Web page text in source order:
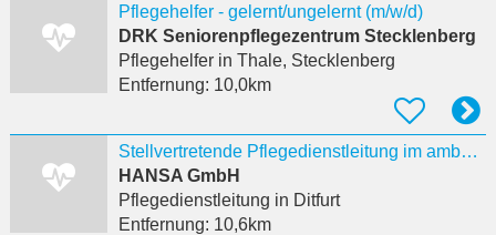
Pflegehelfer - gelernt/ungelernt (m/w/d)
DRK Seniorenpflegezentrum Stecklenberg
Pflegehelferin Thale, Stecklenberg
Entfernung: 10,0km
Stellvertretende Pflegedienstleitung im ambulanten Dienst (w/m/d)
HANSA GmbH
Pflegedienstleitung in Ditfurt
Entfernung: 10,6km